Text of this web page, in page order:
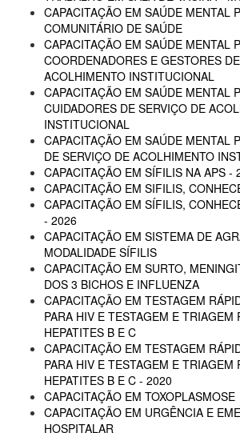
CAPACITAÇÃO EM SAÚDE MENTAL
COMUNITÁRIO DE SAÚDE
CAPACITAÇÃO EM SAÚDE MENTAL
COORDENADORES E GESTORES
ACOLHIMENTO INSTITUCIONAL
CAPACITAÇÃO EM SAÚDE MENTAL
CUIDADORES DE SERVIÇO DE
INSTITUCIONAL
CAPACITAÇÃO EM SAÚDE MENTAL
DE SERVIÇO DE ACOLHIMENTO
CAPACITAÇÃO EM SÍFILIS NA APS -
CAPACITAÇÃO EM SIFILIS,
CAPACITAÇÃO EM SÍFILIS,
- 2026
CAPACITAÇÃO EM SISTEMA DE
MODALIDADE SÍFILIS
CAPACITAÇÃO EM SURTO,
DOS 3 BICHOS E INFLUENZA
CAPACITAÇÃO EM TESTAGEM
PARA HIV E TESTAGEM E TRIAGEM
HEPATITES B E C
CAPACITAÇÃO EM TESTAGEM
PARA HIV E TESTAGEM E TRIAGEM
HEPATITES B E C - 2020
CAPACITAÇÃO EM TOXOPLASMOSE
CAPACITAÇÃO EM URGÊNCIA E
HOSPITALAR